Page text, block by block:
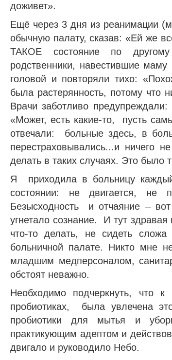
доживет».
Ещё через 3 дня из реанимации
обычную палату, сказав: «Ей же
ТАКОЕ состояние по
родственники, навестившие
головой и повторяли тихо:
была растерянность, потому что
Врачи заботливо
«Может, есть какие-то, пусть
отвечали: больные здесь, в
перестраховывались...и ничего
делать в таких случаях. Это
Я приходила в больницу
состоянии: не двигается, не
Безысходность и отчаяние –
угнетало сознание. И тут
что-то делать, не сидеть
больничной палате. Никто мне
младшим медперсоналом,
обстоят неважно.
Необходимо подчеркнуть,
пробиотиках, была увлечена
пробиотики для мытья и
практикующим адептом и
двигало и руководило Небо.